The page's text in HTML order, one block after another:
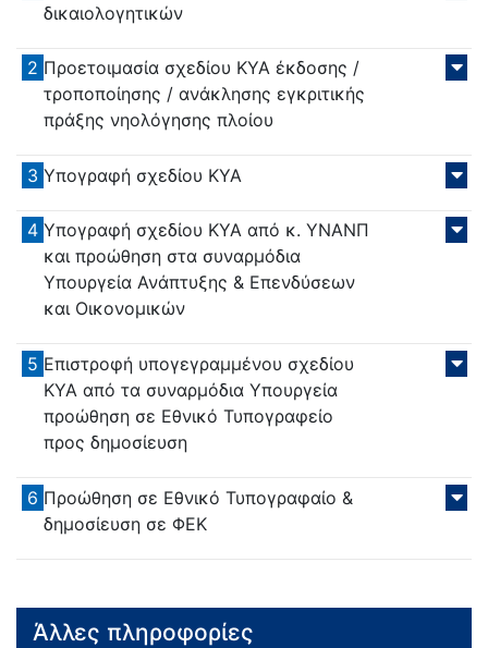
δικαιολογητικών
2 Προετοιμασία σχεδίου ΚΥΑ έκδοσης /
τροποποίησης / ανάκλησης εγκριτικής
πράξης νηολόγησης πλοίου
3 Υπογραφή σχεδίου ΚΥΑ
4 Υπογραφή σχεδίου ΚΥΑ από κ. ΥΝΑΝΠ
και προώθηση στα συναρμόδια
Υπουργεία Ανάπτυξης & Επενδύσεων
και Οικονομικών
5 Επιστροφή υπογεγραμμένου σχεδίου
ΚΥΑ από τα συναρμόδια Υπουργεία
προώθηση σε Εθνικό Τυπογραφείο
προς δημοσίευση
6 Προώθηση σε Εθνικό Τυπογραφαίο &
δημοσίευση σε ΦΕΚ
Άλλες πληροφορίες